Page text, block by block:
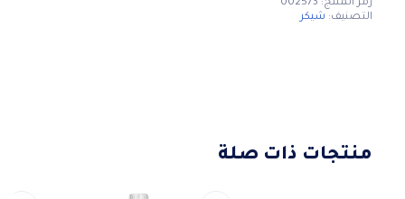
٥٠٠
مل
رمز المنتج: 002573
التصنيف: شيكر
منتجات ذات صلة